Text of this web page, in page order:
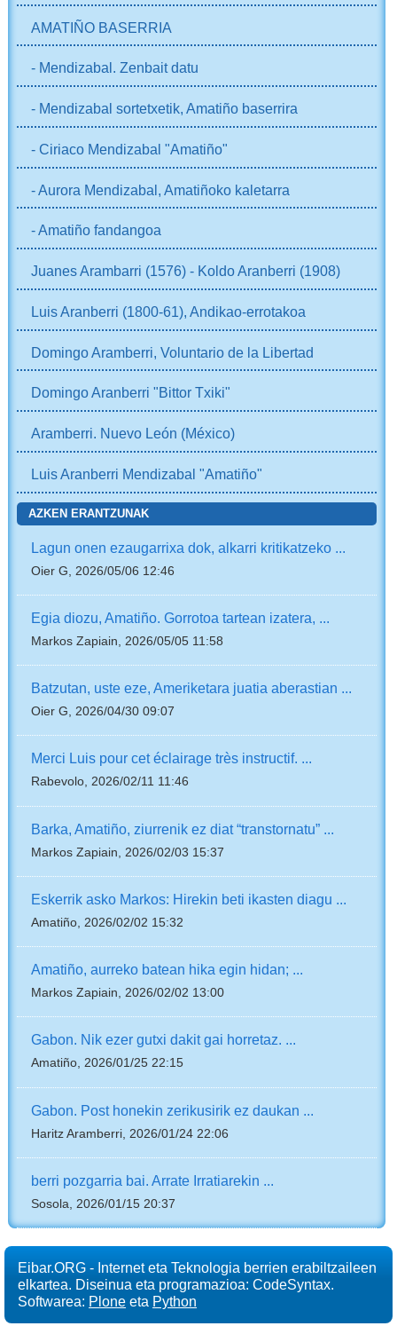
AMATIÑO BASERRIA
- Mendizabal. Zenbait datu
- Mendizabal sortetxetik, Amatiño baserrira
- Ciriaco Mendizabal "Amatiño"
- Aurora Mendizabal, Amatiñoko kaletarra
- Amatiño fandangoa
Juanes Arambarri (1576) - Koldo Aranberri (1908)
Luis Aranberri (1800-61), Andikao-errotakoa
Domingo Aramberri, Voluntario de la Libertad
Domingo Aranberri "Bittor Txiki"
Aramberri. Nuevo León (México)
Luis Aranberri Mendizabal "Amatiño"
AZKEN ERANTZUNAK
Lagun onen ezaugarrixa dok, alkarri kritikatzeko ...
Oier G, 2026/05/06 12:46
Egia diozu, Amatiño. Gorrotoa tartean izatera, ...
Markos Zapiain, 2026/05/05 11:58
Batzutan, uste eze, Ameriketara juatia aberastian ...
Oier G, 2026/04/30 09:07
Merci Luis pour cet éclairage très instructif. ...
Rabevolo, 2026/02/11 11:46
Barka, Amatiño, ziurrenik ez diat “transtornatu” ...
Markos Zapiain, 2026/02/03 15:37
Eskerrik asko Markos: Hirekin beti ikasten diagu ...
Amatiño, 2026/02/02 15:32
Amatiño, aurreko batean hika egin hidan; ...
Markos Zapiain, 2026/02/02 13:00
Gabon. Nik ezer gutxi dakit gai horretaz. ...
Amatiño, 2026/01/25 22:15
Gabon. Post honekin zerikusirik ez daukan ...
Haritz Aramberri, 2026/01/24 22:06
berri pozgarria bai. Arrate Irratiarekin ...
Sosola, 2026/01/15 20:37
Eibar.ORG - Internet eta Teknologia berrien erabiltzaileen
elkartea. Diseinua eta programazioa: CodeSyntax.
Softwarea: Plone eta Python